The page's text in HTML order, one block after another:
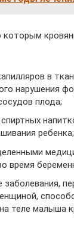
которым
в
нарушения
плода;
ребенка;
время
теле малыша